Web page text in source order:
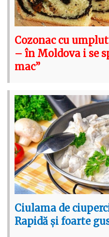
Cozonac cu
– în Moldova i se
mac”
Ciulama de
Rapidă și foarte